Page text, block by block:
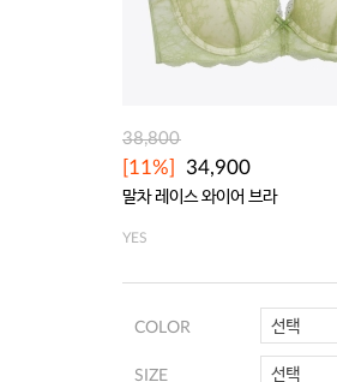
38,800
[11%] 34,900
말차 레이스 와이어 브라
YES
COLOR 선택
SIZE 선택